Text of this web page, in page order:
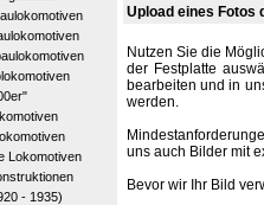
Lokomotiven
- 1935)
Upload eines Fotos
Nutzen Sie die
der Festplatte
bearbeiten und in
werden.
uns auch Bilder mit
Bevor wir Ihr Bild